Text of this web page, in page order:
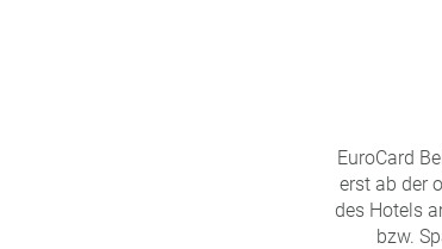
EuroCard
erst ab der
des Hotels
bzw.